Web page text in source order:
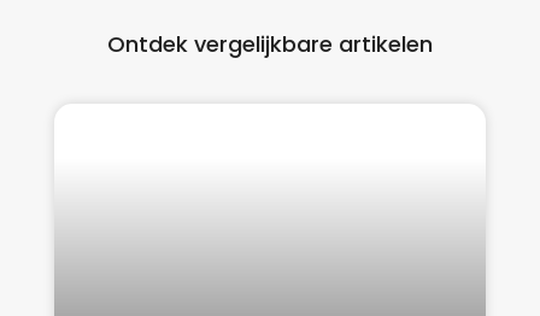
Ontdek vergelijkbare artikelen